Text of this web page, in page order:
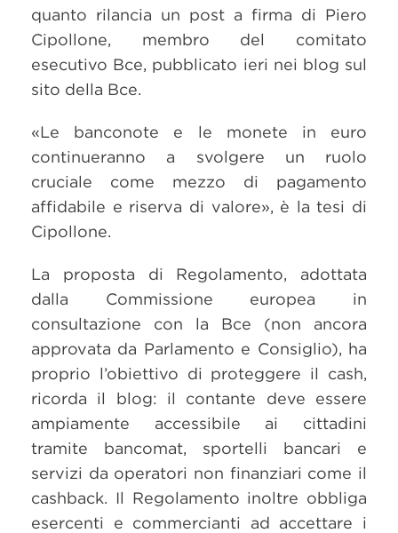
quanto rilancia un post a firma di Piero
Cipollone, membro del comitato
esecutivo Bce, pubblicato ieri nei blog sul
sito della Bce.
«Le banconote e le monete in euro
continueranno a svolgere un ruolo
cruciale come mezzo di pagamento
affidabile e riserva di valore», è la tesi di
Cipollone.
La proposta di Regolamento, adottata
dalla Commissione europea in
consultazione con la Bce (non ancora
approvata da Parlamento e Consiglio), ha
proprio l’obiettivo di proteggere il cash,
ricorda il blog: il contante deve essere
ampiamente accessibile ai cittadini
tramite bancomat, sportelli bancari e
servizi da operatori non finanziari come il
cashback. Il Regolamento inoltre obbliga
esercenti e commercianti ad accettare i